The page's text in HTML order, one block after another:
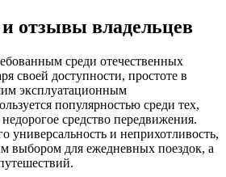
отзывы владельцев
среди отечественных
своей доступности, простоте в
эксплуатационным
популярностью среди тех,
средство передвижения.
универсальность и неприхотливость,
выбором для ежедневных поездок, а